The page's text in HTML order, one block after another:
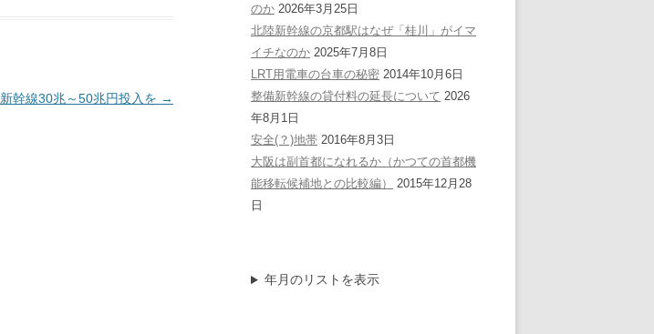
新幹線30兆～50兆円投入を →
のか 2026年3月25日
北陸新幹線の京都駅はなぜ「桂川」がイマ
イチなのか 2025年7月8日
LRT用電車の台車の秘密 2014年10月6日
整備新幹線の貸付料の延長について 2026
年8月1日
安全(？)地帯 2016年8月3日
大阪は副首都になれるか（かつての首都機
能移転候補地との比較編）
2015年12月28
日
年月のリストを表示